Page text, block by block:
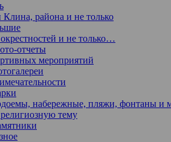
района и не только
и не только…
отчеты
мероприятий
набережные, пляжи, фонтаны и
тему